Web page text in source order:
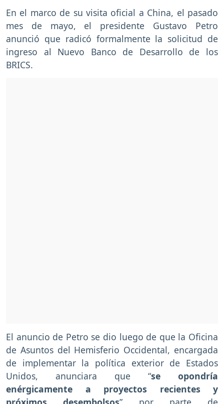
En el marco de su visita oficial a China, el pasado
mes de mayo, el presidente Gustavo Petro
anunció que radicó formalmente la solicitud de
ingreso al Nuevo Banco de Desarrollo de los
BRICS.
El anuncio de Petro se dio luego de que la Oficina
de Asuntos del Hemisferio Occidental, encargada
de implementar la política exterior de Estados
Unidos, anunciara que “se opondría
enérgicamente a proyectos recientes y